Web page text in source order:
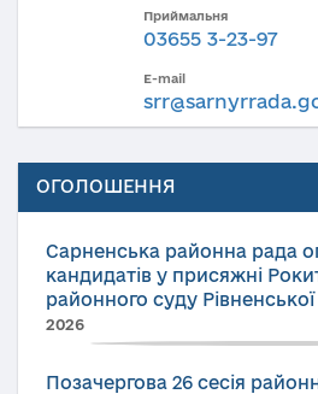
Приймальня
03655 3-23-97
E-mail
ОГОЛОШЕННЯ
Сарненська районна рада
кандидатів у присяжні
районного суду Рівненської
2026
Позачергова 26 сесія